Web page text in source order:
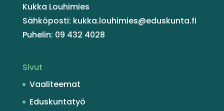
Kukka Louhimies
Sähköposti: kukka.louhimies@eduskunta.fi
Puhelin: 09 432 4028
Sivut
Vaaliteemat
Eduskuntatyö